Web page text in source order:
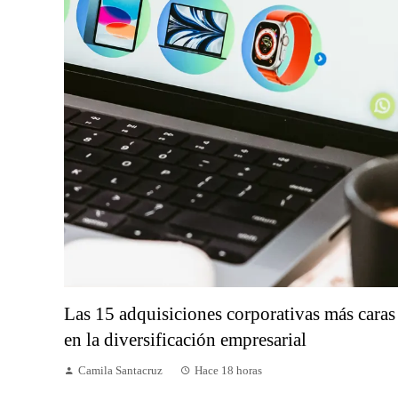
Las 15 adquisiciones corporativas más
en la diversificación empresarial
Camila Santacruz Hace 18 horas